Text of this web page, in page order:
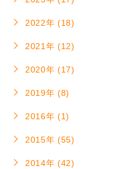
2022年 (18)
2021年 (12)
2020年 (17)
2019年 (8)
2016年 (1)
2015年 (55)
2014年 (42)